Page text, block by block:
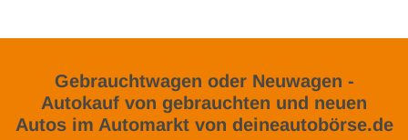
Gebrauchtwagen oder Neuwagen -
Autokauf von gebrauchten und neuen
Autos im Automarkt von deineautobörse.de